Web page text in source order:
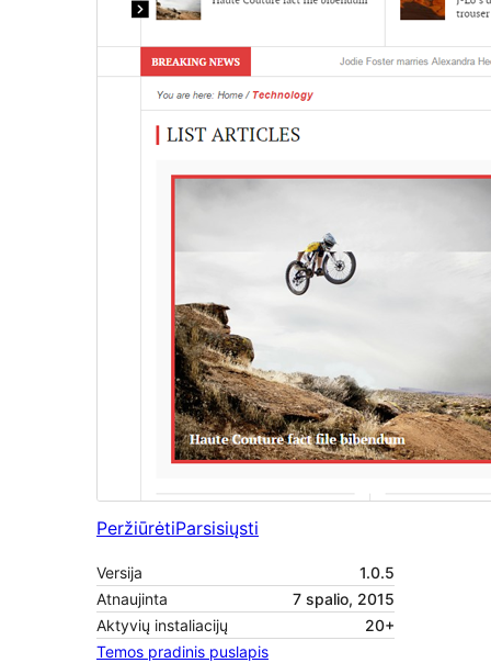
PeržiūrėtiParsisiųsti
Versija
1.0.5
Atnaujinta
7 spalio, 2015
Aktyvių instaliacijų
20+
Temos pradinis puslapis